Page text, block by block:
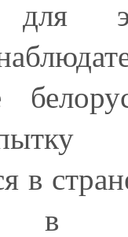
для
в
в